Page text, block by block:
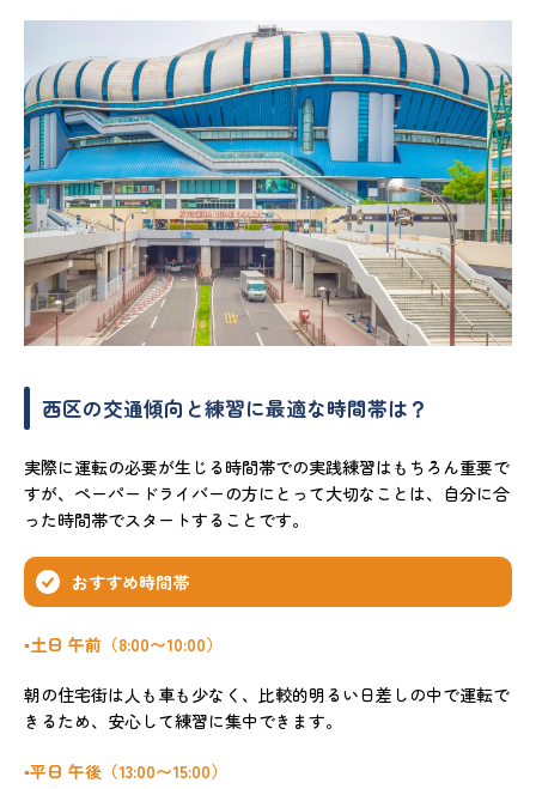
西区の交通傾向と練習に最適な時間帯は？
実際に運転の必要が生じる時間帯での実践練習はもちろん重要で
すが、ペーパードライバーの方にとって大切なことは、自分に合
った時間帯でスタートすることです。
おすすめ時間帯
▪️土日 午前（8:00〜10:00）
朝の住宅街は人も車も少なく、比較的明るい日差しの中で運転で
きるため、安心して練習に集中できます。
▪️平日 午後（13:00〜15:00）